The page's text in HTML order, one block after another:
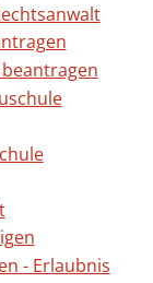
- Erlaubnis